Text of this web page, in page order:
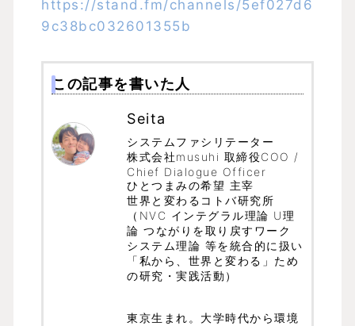
https://stand.fm/channels/5ef027d6
9c38bc032601355b
この記事を書いた人
Seita
システムファシリテーター
株式会社musuhi 取締役COO /
Chief Dialogue Officer
ひとつまみの希望 主宰
世界と変わるコトバ研究所
（NVC インテグラル理論 U理
論 つながりを取り戻すワーク
システム理論 等を統合的に扱い
「私から、世界と変わる」ため
の研究・実践活動）
東京生まれ。大学時代から環境